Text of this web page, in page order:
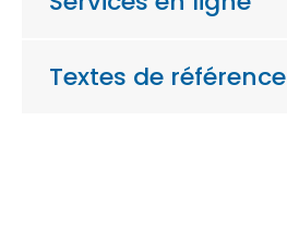
Textes de référence